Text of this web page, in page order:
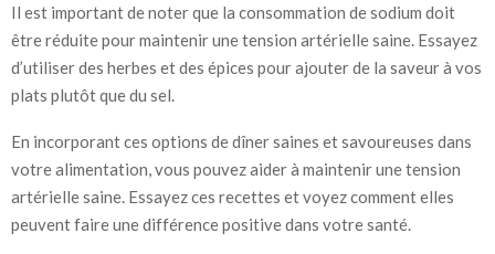
Il est important de noter que la consommation de sodium doit
être réduite pour maintenir une tension artérielle saine. Essayez
d’utiliser des herbes et des épices pour ajouter de la saveur à vos
plats plutôt que du sel.
En incorporant ces options de dîner saines et savoureuses dans
votre alimentation, vous pouvez aider à maintenir une tension
artérielle saine. Essayez ces recettes et voyez comment elles
peuvent faire une différence positive dans votre santé.